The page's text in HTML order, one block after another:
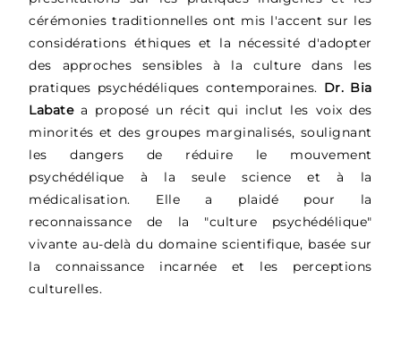
cérémonies traditionnelles ont mis l'accent sur les
considérations éthiques et la nécessité d'adopter
des approches sensibles à la culture dans les
pratiques psychédéliques contemporaines. Dr. Bia
Labatea proposé un récit qui inclut les voix des
minorités et des groupes marginalisés, soulignant
les dangers de réduire le mouvement
psychédélique à la seule science et à la
médicalisation. Elle a plaidé pour la
reconnaissance de la "culture psychédélique"
vivante au-delà du domaine scientifique, basée sur
la connaissance incarnée et les perceptions
culturelles.